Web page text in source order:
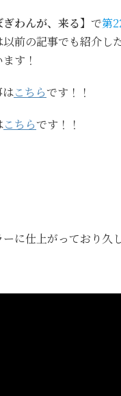
ぎわんが、来る】 で第
前の記事でも紹介し
す！
はこちらです！！
こちらです！！
に仕上がっており久